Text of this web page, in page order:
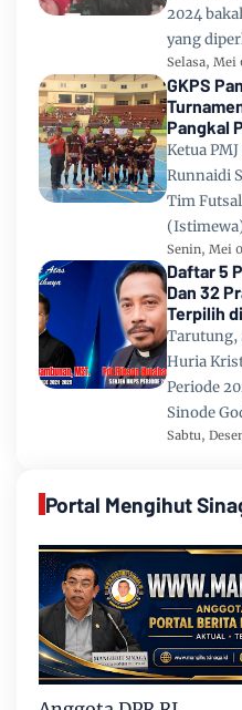
2024
yang
Selasa, Mei
GKPS
Pangkal
2024
Ketua
Runnaidi
Tim
Senin, Mei
Daftar 5
Dan 32
Terpilih
67
Tarutung,
Huria
Periode
Sinode
Sabtu,
Portal Mengihut